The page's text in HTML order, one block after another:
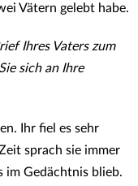
Vätern gelebt habe.
Ihres Vaters zum
sich an Ihre
Ihr fiel es sehr
sprach sie immer
im Gedächtnis blieb.